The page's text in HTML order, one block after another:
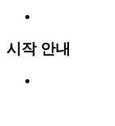
시작 안내